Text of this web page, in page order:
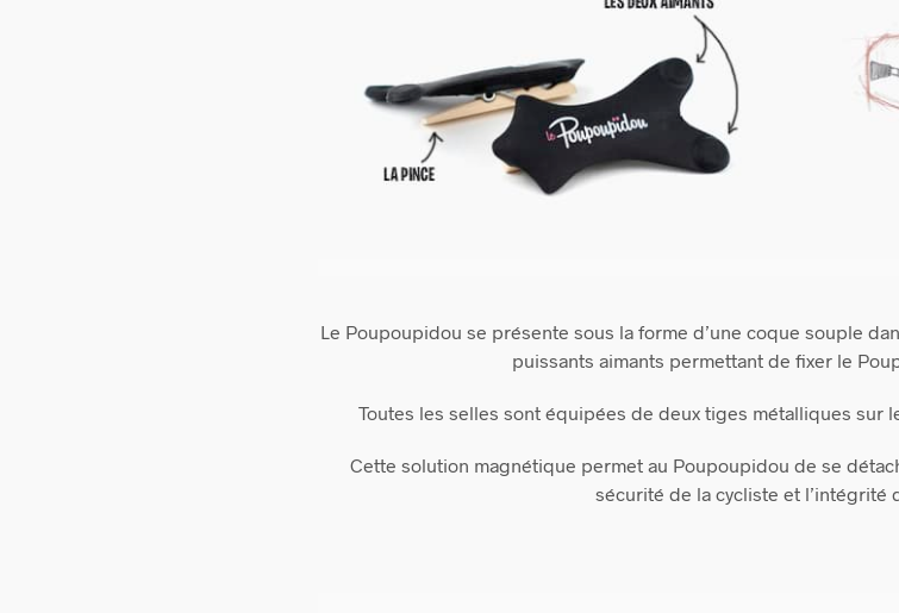
Le Poupoupidou se présente sous la forme d’une coque souple
puissants aimants permettant de fixer le
Toutes les selles sont équipées de deux tiges métalliques sur
Cette solution magnétique permet au Poupoupidou de se
sécurité de la cycliste et l’intégrité